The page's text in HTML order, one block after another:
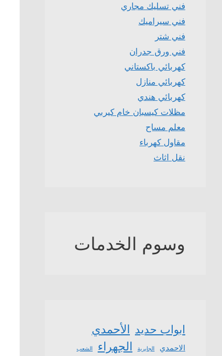
فني تسليك مجاري
فني سيراميك
فني شتر
فني ورق جدران
كهربائي باكستاني
كهربائي منازل
كهربائي هندي
مظلات كيسبان خام كيربي
معلم مساح
مقاول كهرباء
نقل اثاث
وسوم الخدمات
ابواب حديد الأحمدي
الاحمدي الجابرية الجهراء الشعب